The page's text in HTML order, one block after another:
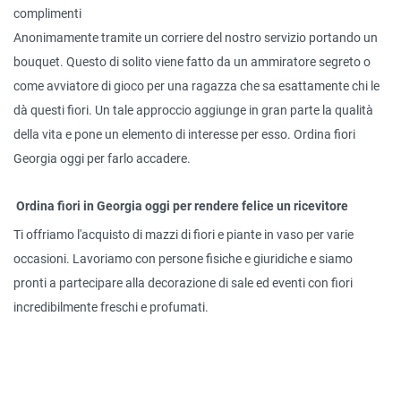
complimenti
Anonimamente tramite un corriere del nostro servizio portando un
bouquet. Questo di solito viene fatto da un ammiratore segreto o
come avviatore di gioco per una ragazza che sa esattamente chi le
dà questi fiori. Un tale approccio aggiunge in gran parte la qualità
della vita e pone un elemento di interesse per esso. Ordina fiori
Georgia oggi per farlo accadere.
Ordina fiori in Georgia oggi per rendere felice un ricevitore
Ti offriamo l'acquisto di mazzi di fiori e piante in vaso per varie
occasioni. Lavoriamo con persone fisiche e giuridiche e siamo
pronti a partecipare alla decorazione di sale ed eventi con fiori
incredibilmente freschi e profumati.